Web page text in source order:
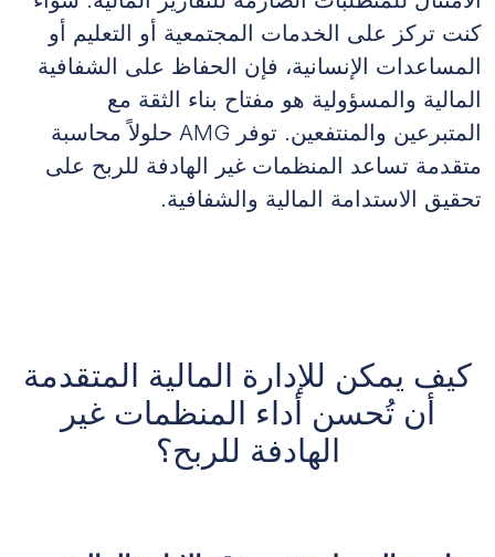
كنت تركز على الخدمات المجتمعية أو التعليم أو
المساعدات الإنسانية، فإن الحفاظ على الشفافية
المالية والمسؤولية هو مفتاح بناء الثقة مع
المتبرعين والمنتفعين. توفر AMG حلولاً محاسبة
متقدمة تساعد المنظمات غير الهادفة للربح على
تحقيق الاستدامة المالية والشفافية.
كيف يمكن للإدارة المالية المتقدمة
أن تُحسن أداء المنظمات غير
الهادفة للربح؟